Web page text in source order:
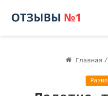
Главная /